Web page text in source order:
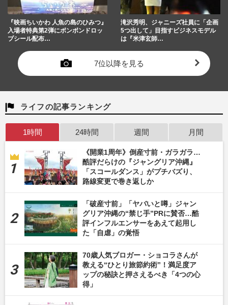
『映画ちいかわ 人魚の島のひみつ』
入場者特典第2弾にボンボンドロッ
プシール配布…
滝沢秀明、ジャニーズ社員に「企画
5つ出して」目指すビジネスモデル
は『米津玄師…
7位以降を見る
ライフの記事ランキング
1時間 24時間 週間 月間
《開業1周年》倒産寸前・ガラガラ…
酷評だらけの『ジャングリア沖縄』
「スコールダンス」がプチバズり、
路線変更で巻き返しか
「破産寸前」「ヤバいと噂」ジャン
グリア沖縄の“禁じ手”PRに賛否…酷
評インフルエンサーをあえて起用し
た「自虐」の覚悟
70歳人気ブロガー・ショコラさんが
教える“ひとり旅節約術”！満足度ア
ップの秘訣と押さえるべき「4つの心
得」